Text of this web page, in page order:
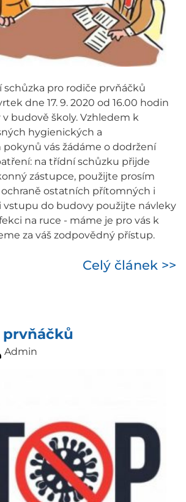
schůzka pro rodiče prvňáčků
dne 17. 9. 2020 od 16.00 hodin
v budově školy. Vzhledem k
hygienických a
vás žádáme o dodržení
na třídní schůzku přijde
zástupce, použijte prosím
ostatních přítomných i
vstupu do budovy použijte návleky
na ruce - máme je pro vás k
za váš zodpovědný přístup.
Celý článek >>
Admin